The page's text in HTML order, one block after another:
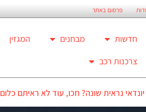
פרסום באתר
חדשות מבחנים המגזין
צרכנות רכב
נראית שונה? חכו, עוד לא ראיתם כלום